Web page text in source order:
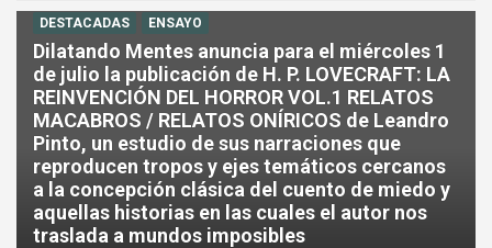
DESTACADAS ENSAYO
Dilatando Mentes anuncia para el miércoles 1
de julio la publicación de H. P. LOVECRAFT: LA
REINVENCIÓN DEL HORROR VOL.1 RELATOS
MACABROS / RELATOS ONÍRICOS de Leandro
Pinto, un estudio de sus narraciones que
reproducen tropos y ejes temáticos cercanos
a la concepción clásica del cuento de miedo y
aquellas historias en las cuales el autor nos
traslada a mundos imposibles